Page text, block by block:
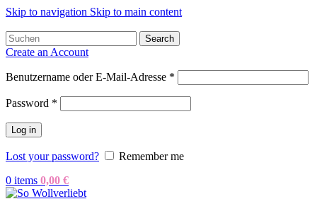
Skip to navigation Skip to main content
Search
Create an Account
Benutzername oder E-Mail-Adresse *
Password *
Log in
Lost your password?
Remember me
0 items 0,00 €